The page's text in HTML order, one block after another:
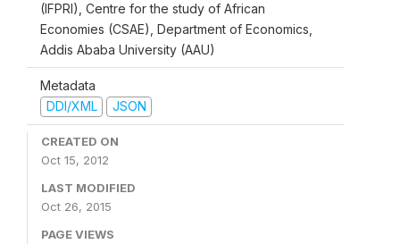
(IFPRI), Centre for the study of African
Economies (CSAE), Department of Economics,
Addis Ababa University (AAU)
Metadata
DDI/XML
JSON
CREATED ON
Oct 15, 2012
LAST MODIFIED
Oct 26, 2015
PAGE VIEWS